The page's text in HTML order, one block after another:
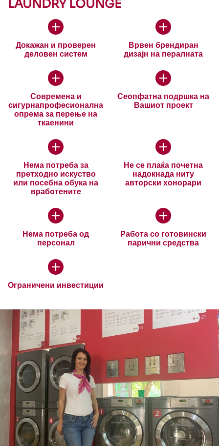
LAUNDRY LOUNGE
Докажан и проверен
деловен систем
Врвен брендиран
дизајн на пералната
Современа и
сигурнапрофесионална
опрема за перење на
ткаенини
Сеопфатна подршка на
Вашиот проект
Нема потреба за
претходно искуство
или посебна обука на
вработените
Не се плаќа почетна
надокнада ниту
авторски хонорари
Нема потреба од
персонал
Работа со готовински
парични средства
Ограничени инвестиции